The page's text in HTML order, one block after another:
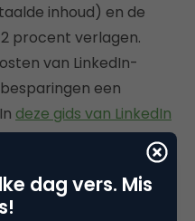
inhoud) en de
procent verlagen.
van LinkedIn-
een
deze gids van LinkedIn
op een rijtje gezet.
dag vers. Mis